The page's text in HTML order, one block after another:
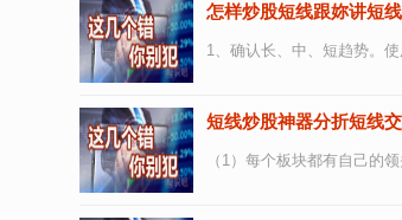
怎样炒股短线跟妳讲短
1、确认长、中、短趋势。
短线炒股神器分折短线
（1）每个板块都有自己的